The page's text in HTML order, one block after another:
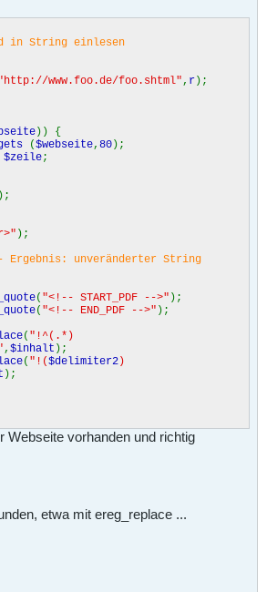
in String einlesen
www.foo.de/foo.shtml" , r);
)) {
($webseite, 80);
$zeile;
);
);
unveränderter String
( "<!-- START_PDF -->" );
( "<!-- END_PDF -->" );
( "!^(.*)
, $inhalt );
( "!($delimiter2)
);
- Ergebnis: nix
($extract[ 1][ $i]). "<br>";
Webseite vorhanden und richtig
etwa mit ereg_replace ...